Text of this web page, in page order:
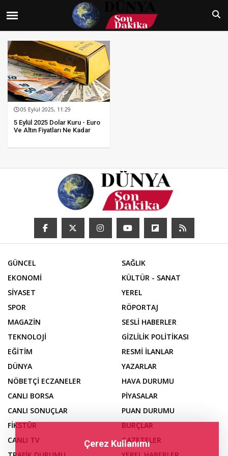
05 Eylül 2025, 11:29
5 Eylül 2025 Dolar Kuru - Euro
Ve Altın Fiyatları Ne Kadar
GÜNCEL
EKONOMİ
SİYASET
SPOR
MAGAZİN
TEKNOLOJİ
EĞİTİM
DÜNYA
SAĞLIK
KÜLTÜR - SANAT
YEREL
RÖPORTAJ
SESLİ HABERLER
GİZLİLİK POLİTİKASI
RESMİ İLANLAR
YAZARLAR
NÖBETÇİ ECZANELER
CANLI BORSA
CANLI SONUÇLAR
FİKSTÜR
CANLI TV
HAVA DURUMU
PİYASALAR
PUAN DURUMU
BURÇLAR
GAZETELER
Çerez Kullanımı